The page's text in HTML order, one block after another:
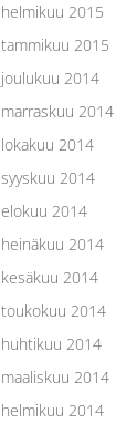
helmikuu 2015
tammikuu 2015
joulukuu 2014
marraskuu 2014
lokakuu 2014
syyskuu 2014
elokuu 2014
heinäkuu 2014
kesäkuu 2014
toukokuu 2014
huhtikuu 2014
maaliskuu 2014
helmikuu 2014